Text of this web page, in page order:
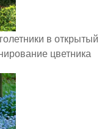
в открытый
цветника